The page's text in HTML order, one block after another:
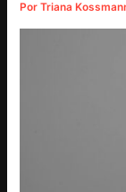
PorTriana